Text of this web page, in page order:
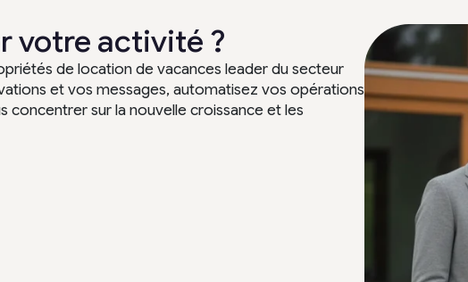
votre activité ?
de location de vacances leader du secteur
et vos messages, automatisez vos opérations
concentrer sur la nouvelle croissance et les